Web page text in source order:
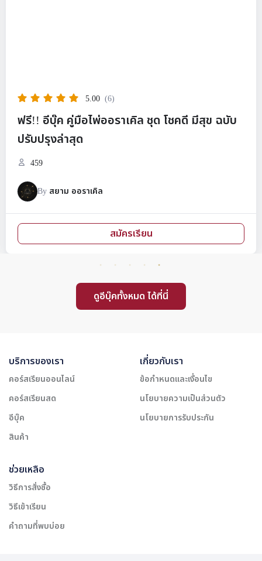
5.00 (6)
ฟรี!! อีบุ๊ค คู่มือไพ่ออราเคิล ชุด โชคดี มีสุข ฉบับ
ปรับปรุงล่าสุด
459
By สยาม ออราเคิล
สมัครเรียน
ดูอีบุ๊คทั้งหมด ได้ที่นี่
บริการของเรา
คอร์สเรียนออนไลน์
คอร์สเรียนสด
อีบุ๊ค
สินค้า
เกี่ยวกับเรา
ข้อกำหนดและเงื่อนไข
นโยบายความเป็นส่วนตัว
นโยบายการรับประกัน
ช่วยเหลือ
วิธีการสั่งซื้อ
วิธีเข้าเรียน
คำถามที่พบบ่อย